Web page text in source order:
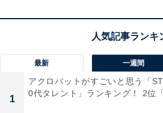
イフスタイル・金融・育児・エン
5位までの全
最新 一週間
1
アクロバットがすごいと思う「
0代タレント」ランキング！ 2位